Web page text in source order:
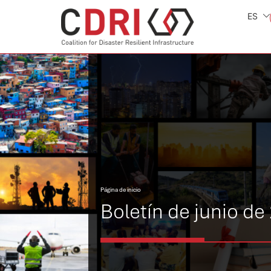
ES
Página de inicio
Boletín de junio de